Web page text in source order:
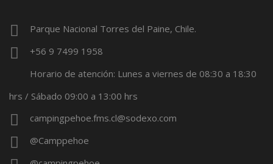
Parque Nacional Torres del Paine, Chile.
+56 9 7499 1958
Horario de atención: Lunes a viernes de 08:30 a 18:30
hrs / Sábado 09:00 a 13:00 hrs
campingpehoe.fms.cl@sodexo.com
@Camppehoe